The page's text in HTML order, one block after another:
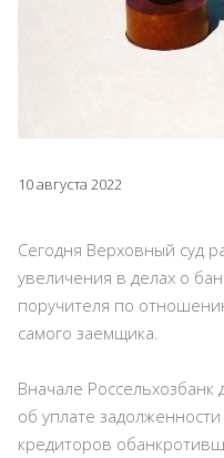
10 августа 2022
Сегодня Верховный суд
увеличения в делах о
поручителя по
самого заемщика.
Вначале
об уплате
кредиторов